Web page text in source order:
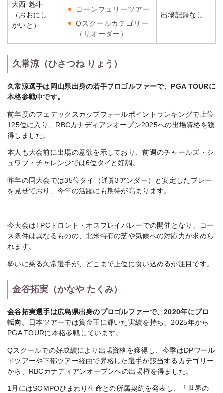
大西 魁斗
（おおにし
かいと）
コーンフェリーツアー
Qスクールカテゴリー
（リオーダー）
出場記録なし
久常涼（ひさつね りょう）
久常涼選手は岡山県出身の若手プロゴルファーで、PGA TOURに
本格参戦中です。
前年度のフェデックスカップフォールポイントランキングで上位
125位に入り、RBCカナディアンオープン2025への出場資格を獲
得しました。
本人も大会前に出場の意欲を示しており、前週のチャールズ・シ
ュワブ・チャレンジでは6位タイと好調。
昨年の同大会では35位タイ（通算3アンダー）と安定したプレー
を見せており、今年の活躍にも期待が高まります。
今大会はTPCトロント・オスプレイバレーでの開催となり、コー
ス条件は異なるものの、北米特有の芝や気候への対応力が求めら
れます。
勢いに乗る久常選手が、どこまで上位に食い込めるか注目です。
金谷拓実（かなや たくみ）
金谷拓実選手は広島県出身のプロゴルファーで、2020年にプロ
転向。
日本ツアーでは賞金王に輝いた実績を持ち、2025年から
PGA TOURに本格参戦しています。
Qスクールでの好成績により出場資格を獲得し、今季はDPワール
ドツアーや下部ツアー経由で昇格した選手が該当するカテゴリー
から、RBCカナディアンオープンへの出場権を得ました。
1月にはSOMPOひまわり生命との所属契約を発表し、「世界の